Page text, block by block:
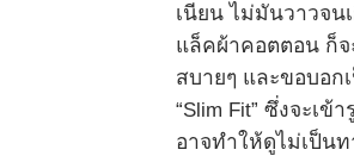
เนียน ไม่มันวาวจน
แล็คผ้าคอตตอน ก็
สบายๆ และขอบอก
“Slim Fit” ซึ่งจะเ
อาจทำให้ดูไม่เป็น